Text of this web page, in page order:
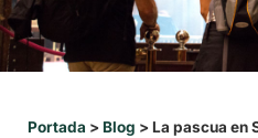
Portada > Blog > La pascua en